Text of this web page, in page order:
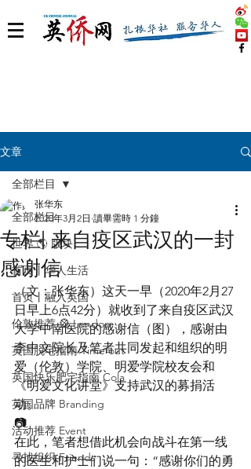
文章
全部栏目
世界 🌎 版块
首页丨华人生活
首页丨融入英国
伦敦推荐 🎡 London
英国脱宅指南 Time out
英国快乐肥宅指南 Cola
英国品牌 Branding
活动推荐 Event
寻找组织 Friends
全部栏目
专栏| 来自疫区武汉的一封
感谢信
张华东
2020年3月2日 讀畢需時 1 分鐘
（文：张华东）这天一早（2020年2月27
日早上6点42分）就收到了来自疫区武汉
大学中南医院的感谢信（图），感谢由
李中文院长及笔者共同发起和组织的明
爱（伦敦）学院、明爱学院校友会和
《明爱文化讲堂》支持武汉的募捐活
动。
📷
在此，笔者想借此机会向战斗在第一线
的医生和护士们说一句：“感谢你们的勇